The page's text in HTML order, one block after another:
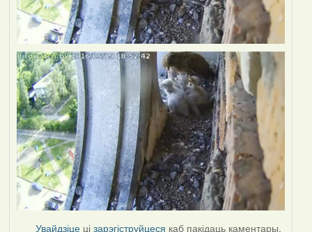
Увайдзіце цізарэгіструйцеся каб пакідаць каментары.